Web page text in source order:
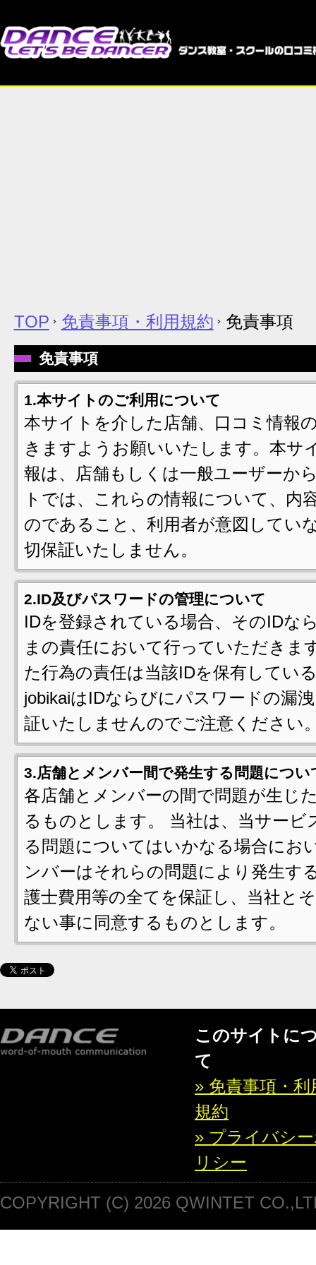
TOP 免責事項・利用規約 免責事項
免責事項
1.本サイトのご利用について
本サイトを介した店舗、口コミ情報
きますようお願いいたします。本サ
報は、店舗もしくは一般ユーザーか
トでは、これらの情報について、内
のであること、利用者が意図してい
切保証いたしません。
2.ID及びパスワードの管理について
IDを登録されている場合、そのIDな
まの責任において行っていただきま
た行為の責任は当該IDを保有してい
jobikaiはIDならびにパスワードの漏
証いたしませんのでご注意ください
3.店舗とメンバー間で発生する問題につい
各店舗とメンバーの間で問題が生じ
るものとします。 当社は、当サー
る問題についてはいかなる場合にお
ンバーはそれらの問題により発生す
護士費用等の全てを保証し、当社と
ない事に同意するものとします。
このサイトに
て
» 免責事項・利
規約
» プライバシ
リシー
COPYRIGHT (C) 2026 QWINTET